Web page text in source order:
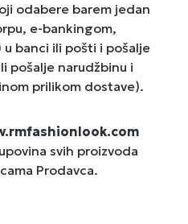
odabere barem jedan
e-bankingom,
banci ili pošti i pošalje
pošalje narudžbinu i
prilikom dostave).
svih proizvoda
Prodavca.